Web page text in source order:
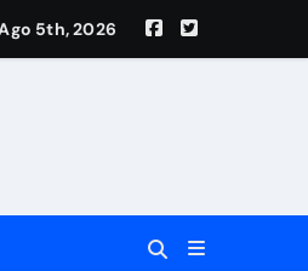
5th, 2026